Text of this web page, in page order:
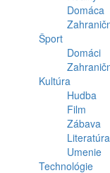
Domáca
Šport
Domáci
Kultúra
Hudba
Film
Zábava
Literatúra
Umenie
Technológie